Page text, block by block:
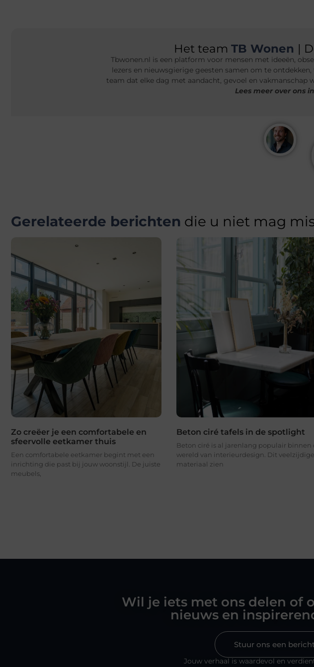
Het team TB Wonen |
Tbwonen.nl is een platform voor mensen met ideeën,
lezers en nieuwsgierige geesten samen om te
team dat elke dag met aandacht, gevoel en
Lees meer over ons
Gerelateerde berichten die u niet mag
Zo creëer je een comfortabele en
sfeervolle eetkamer thuis
Een comfortabele eetkamer begint met een
inrichting die past bij jouw woonstijl. De juiste
meubels,
Beton ciré tafels in de spotlight
Beton ciré is al jarenlang populair binnen
wereld van interieurdesign. Dit veelzijdige
materiaal zien
Wil je iets met ons delen of
nieuws en
Stuur ons een
Jouw verhaal is waardevol en